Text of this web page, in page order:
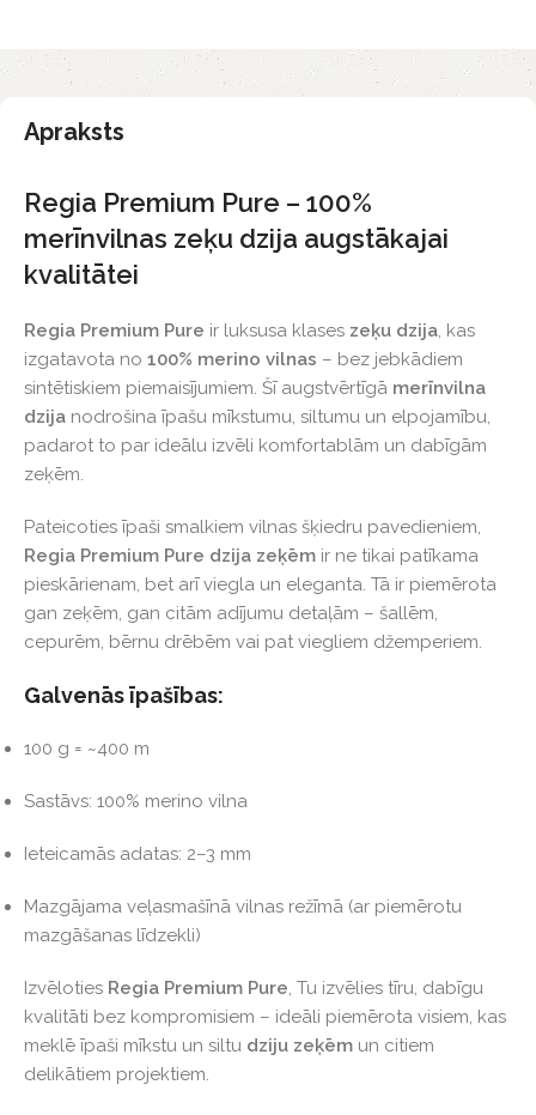
Apraksts
Regia Premium Pure – 100%
merīnvilnas zeķu dzija augstākajai
kvalitātei
Regia Premium Pure ir luksusa klases zeķu dzija, kas
izgatavota no 100% merino vilnas – bez jebkādiem
sintētiskiem piemaisījumiem. Šī augstvērtīgā merīnvilna
dzija nodrošina īpašu mīkstumu, siltumu un elpojamību,
padarot to par ideālu izvēli komfortablām un dabīgām
zeķēm.
Pateicoties īpaši smalkiem vilnas šķiedru pavedieniem,
Regia Premium Pure dzija zeķēm ir ne tikai patīkama
pieskārienam, bet arī viegla un eleganta. Tā ir piemērota
gan zeķēm, gan citām adījumu detaļām – šallēm,
cepurēm, bērnu drēbēm vai pat viegliem džemperiem.
Galvenās īpašības:
100 g = ~400 m
Sastāvs: 100% merino vilna
Ieteicamās adatas: 2–3 mm
Mazgājama veļasmašīnā vilnas režīmā (ar piemērotu
mazgāšanas līdzekli)
Izvēloties Regia Premium Pure, Tu izvēlies tīru, dabīgu
kvalitāti bez kompromisiem – ideāli piemērota visiem, kas
meklē īpaši mīkstu un siltu dziju zeķēm un citiem
delikātiem projektiem.